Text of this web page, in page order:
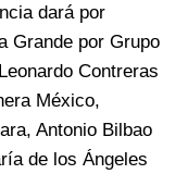
dará por
Grande por Grupo
Contreras
México,
Antonio Bilbao
de los Ángeles